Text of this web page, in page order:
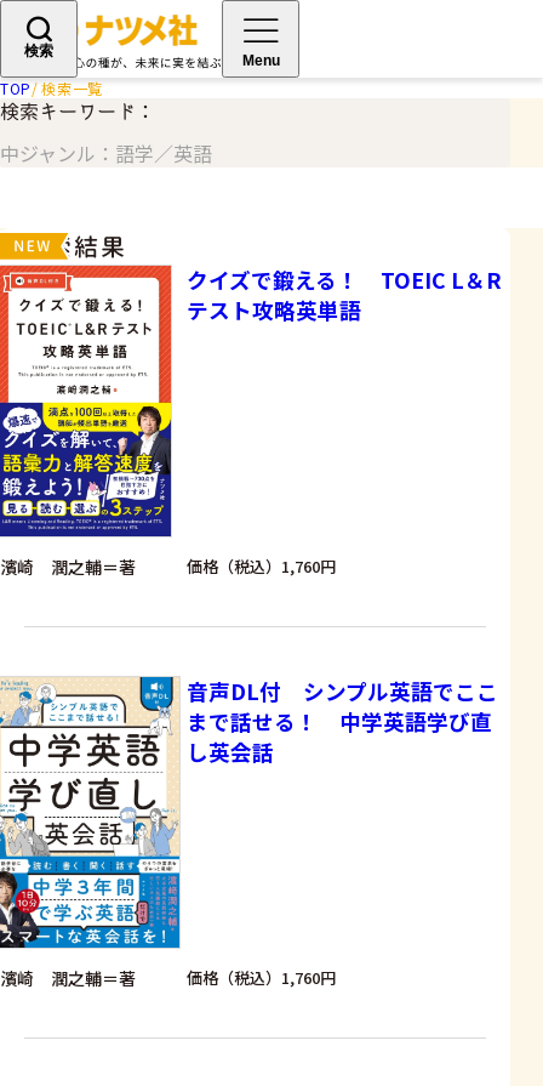
検索
Menu
TOP 検索一覧
検索キーワード：
中ジャンル：語学／英語
検索結果
クイズで鍛える！ TOEIC L＆R
テスト攻略英単語
濱崎 潤之輔＝著 価格（税込）1,760円
音声DL付 シンプル英語でここ
まで話せる！ 中学英語学び直
し英会話
濱崎 潤之輔＝著 価格（税込）1,760円